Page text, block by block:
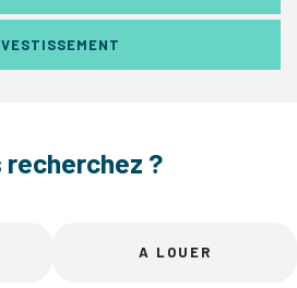
recherchez ?
A LOUER